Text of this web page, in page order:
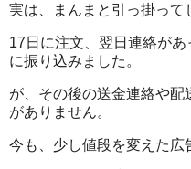
実は、まんまと引っ掛って
17日に注文、翌日連絡が
に振り込みました。
が、その後の送金連絡や
がありません。
今も、少し値段を変えた広